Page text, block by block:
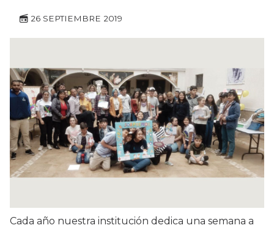
26 SEPTIEMBRE 2019
Cada año nuestra institución dedica una semana a